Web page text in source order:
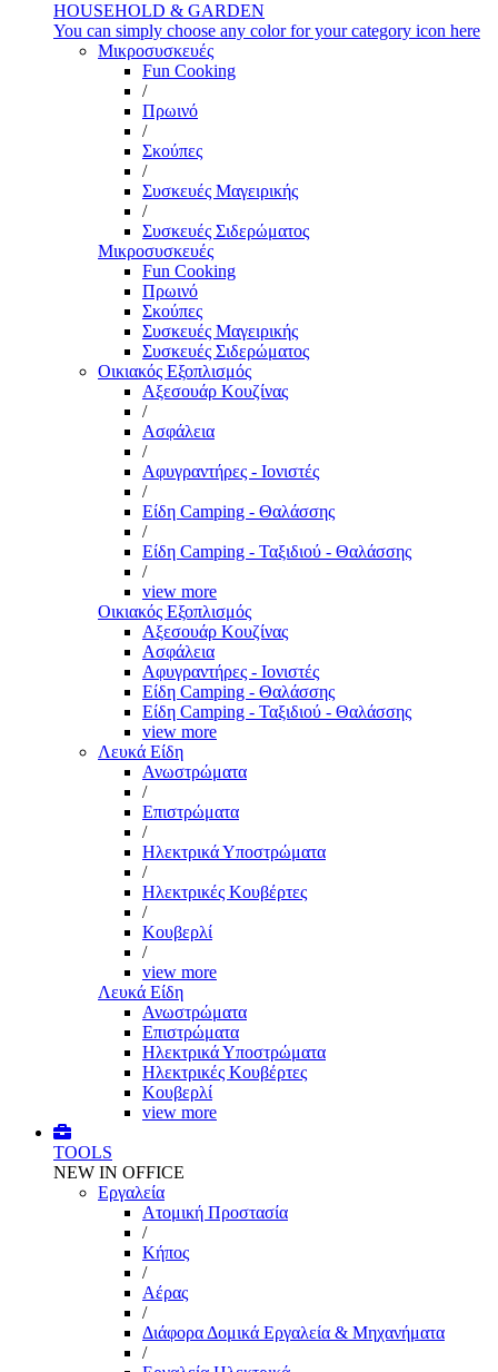
HOUSEHOLD & GARDEN
You can simply choose any color for your category icon here
Μικροσυσκευές
Fun Cooking
/
Πρωινό
/
Σκούπες
/
Συσκευές Μαγειρικής
/
Συσκευές Σιδερώματος
Μικροσυσκευές
Fun Cooking
Πρωινό
Σκούπες
Συσκευές Μαγειρικής
Συσκευές Σιδερώματος
Οικιακός Εξοπλισμός
Αξεσουάρ Κουζίνας
/
Ασφάλεια
/
Αφυγραντήρες - Ιονιστές
/
Είδη Camping - Θαλάσσης
/
Είδη Camping - Ταξιδιού - Θαλάσσης
/
view more
Οικιακός Εξοπλισμός
Αξεσουάρ Κουζίνας
Ασφάλεια
Αφυγραντήρες - Ιονιστές
Είδη Camping - Θαλάσσης
Είδη Camping - Ταξιδιού - Θαλάσσης
view more
Λευκά Είδη
Ανωστρώματα
/
Επιστρώματα
/
Ηλεκτρικά Υποστρώματα
/
Ηλεκτρικές Κουβέρτες
/
Κουβερλί
/
view more
Λευκά Είδη
Ανωστρώματα
Επιστρώματα
Ηλεκτρικά Υποστρώματα
Ηλεκτρικές Κουβέρτες
Κουβερλί
view more
TOOLS
NEW IN OFFICE
Εργαλεία
Aτομική Προστασία
/
Kήπος
/
Αέρας
/
Διάφορα Δομικά Εργαλεία & Μηχανήματα
/